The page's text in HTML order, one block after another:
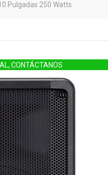
Pulgadas 250 Watts
CONTÁCTANOS